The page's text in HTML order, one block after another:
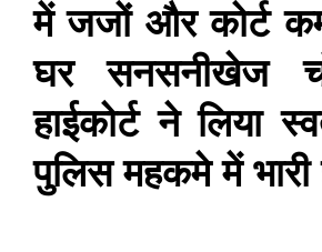
में जजों और कोर्ट
घर सनसनीखेज
हाईकोर्ट ने लिया
पुलिस महकमे में